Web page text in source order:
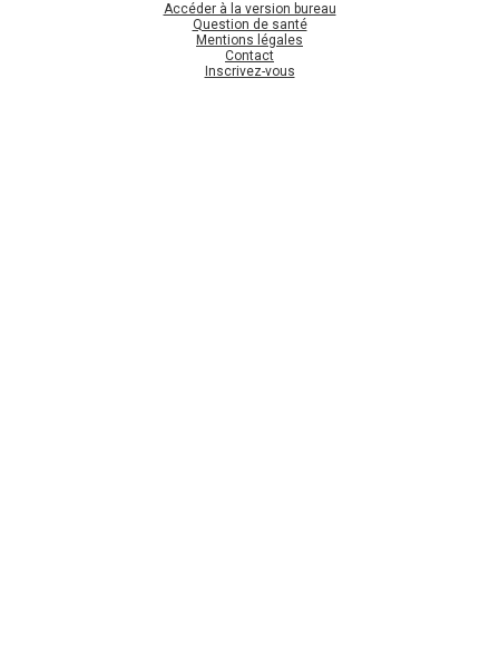
Accéder à la version bureau
Question de santé
Mentions légales
Contact
Inscrivez-vous